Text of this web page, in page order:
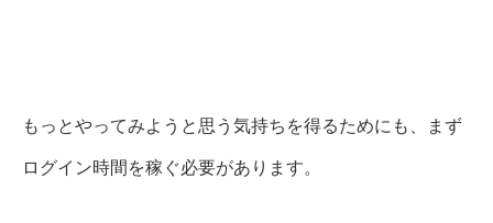
もっとやってみようと思う気持ちを得るためにも、まず
ログイン時間を稼ぐ必要があります。